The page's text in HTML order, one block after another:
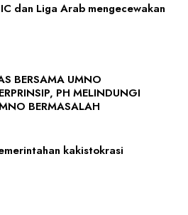
dan Liga Arab mengecewakan
BERSAMA UMNO
PH MELINDUNGI
BERMASALAH
kakistokrasi